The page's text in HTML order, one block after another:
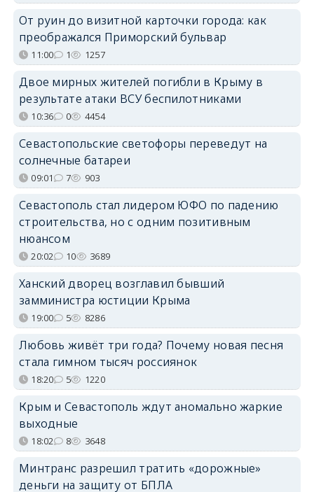
От руин до визитной карточки города: как
преображался Приморский бульвар
11:00 1 1257
Двое мирных жителей погибли в Крыму в
результате атаки ВСУ беспилотниками
10:36 0 4454
Севастопольские светофоры переведут на
солнечные батареи
09:01 7 903
Севастополь стал лидером ЮФО по падению
строительства, но с одним позитивным
нюансом
20:02 10 3689
Ханский дворец возглавил бывший
замминистра юстиции Крыма
19:00 5 8286
Любовь живёт три года? Почему новая песня
стала гимном тысяч россиянок
18:20 5 1220
Крым и Севастополь ждут аномально жаркие
выходные
18:02 8 3648
Минтранс разрешил тратить «дорожные»
деньги на защиту от БПЛА